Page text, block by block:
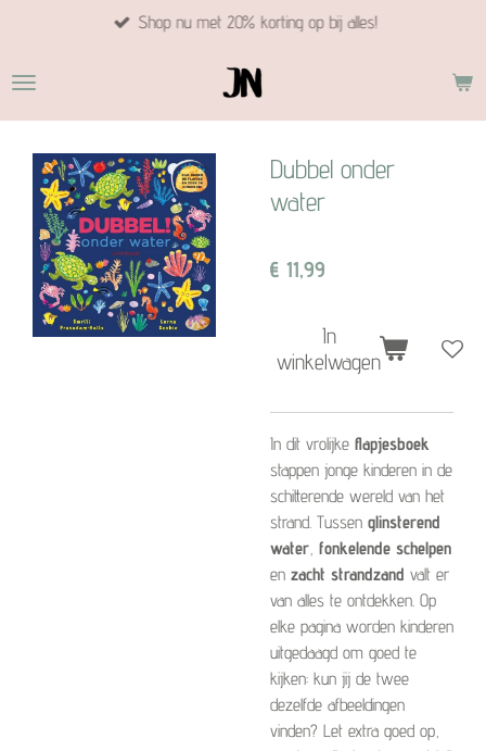
naar
hoofdinhoud
Shop nu met 20% korting op bij alles!
Dubbel onder
water
€ 11,99
In
winkelwagen
In dit vrolijke flapjesboek
stappen jonge kinderen in de
schitterende wereld van het
strand. Tussen glinsterend
water, fonkelende schelpen
en zacht strandzand valt er
van alles te ontdekken. Op
elke pagina worden kinderen
uitgedaagd om goed te
kijken: kun jij de twee
dezelfde afbeeldingen
vinden? Let extra goed op,